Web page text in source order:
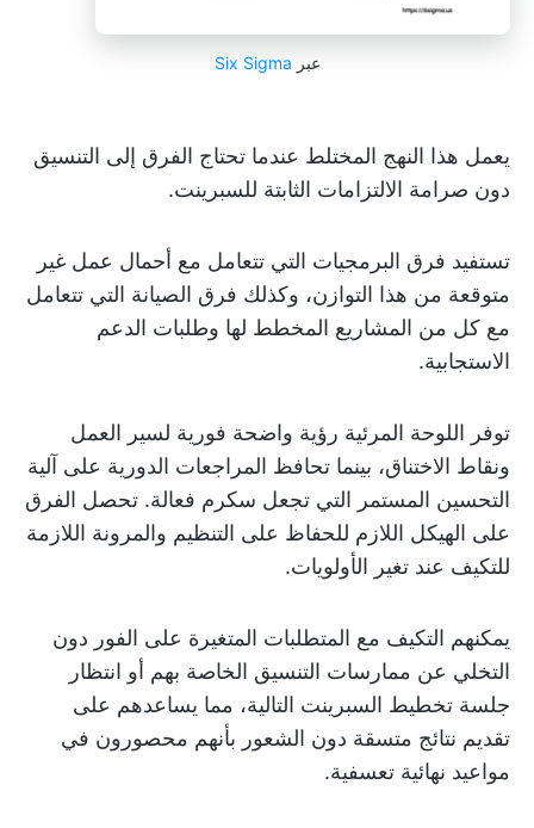
عبر Six Sigma
يعمل هذا النهج المختلط عندما تحتاج الفرق إلى التنسيق
دون صرامة الالتزامات الثابتة للسبرينت.
تستفيد فرق البرمجيات التي تتعامل مع أحمال عمل غير
متوقعة من هذا التوازن، وكذلك فرق الصيانة التي تتعامل
مع كل من المشاريع المخطط لها وطلبات الدعم
الاستجابية.
توفر اللوحة المرئية رؤية واضحة فورية لسير العمل
ونقاط الاختناق، بينما تحافظ المراجعات الدورية على آلية
التحسين المستمر التي تجعل سكرم فعالة. تحصل الفرق
على الهيكل اللازم للحفاظ على التنظيم والمرونة اللازمة
للتكيف عند تغير الأولويات.
يمكنهم التكيف مع المتطلبات المتغيرة على الفور دون
التخلي عن ممارسات التنسيق الخاصة بهم أو انتظار
جلسة تخطيط السبرينت التالية، مما يساعدهم على
تقديم نتائج متسقة دون الشعور بأنهم محصورون في
مواعيد نهائية تعسفية.